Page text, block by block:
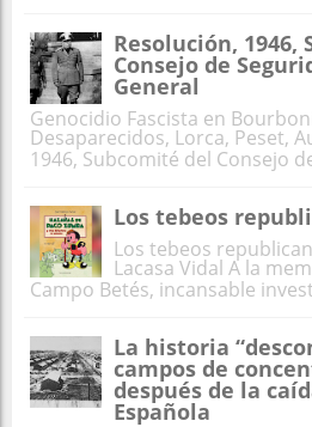
Resolución, 1946,
Consejo de
General
Genocidio Fascista en
Desaparecidos, Lorca, Peset,
1946, Subcomité del Consejo
Los tebeos
Los tebeos
Lacasa Vidal A la
Campo Betés, incansable
La historia
campos de
después de la
Española